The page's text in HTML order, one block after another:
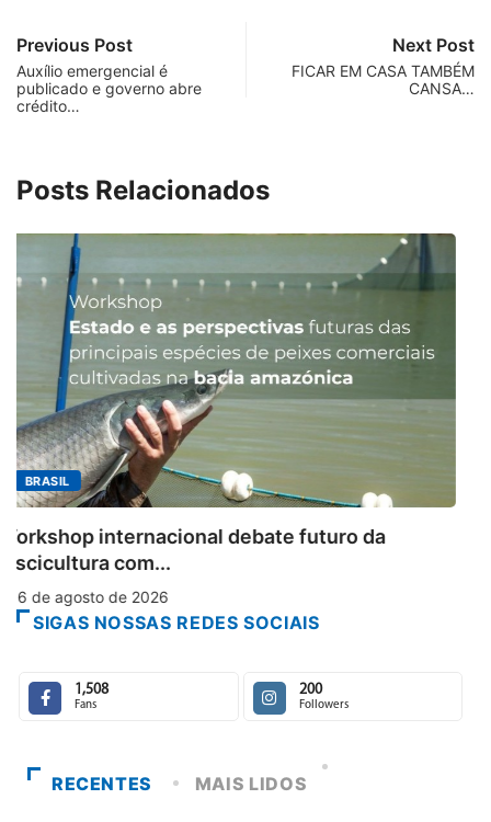
Previous Post
Auxílio emergencial é
publicado e governo abre
crédito…
Next Post
FICAR EM CASA TAMBÉM
CANSA…
Posts Relacionados
MINAS GERAIS
Aberto o credenciamento de imprensa
6 de agosto de 2026
SIGAS NOSSAS REDES SOCIAIS
1,508
Fans
200
Followers
RECENTES MAIS LIDOS